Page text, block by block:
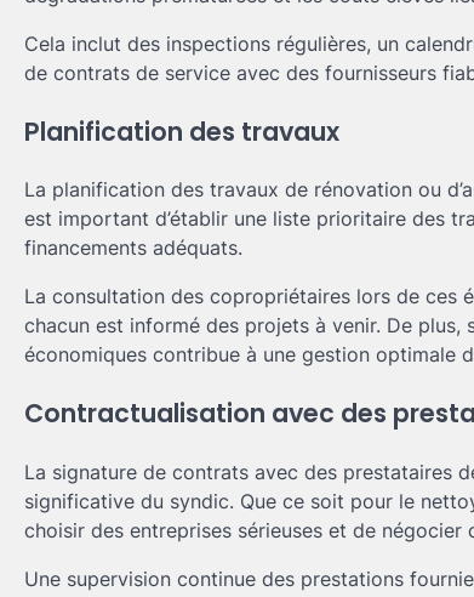
Cela inclut des inspections régulières, un
de contrats de service avec des fournisseurs
Planification des travaux
La planification des travaux de rénovation ou
est important d’établir une liste prioritaire des
financements adéquats.
La consultation des copropriétaires lors de ces
chacun est informé des projets à venir. De
économiques contribue à une gestion optimale
Contractualisation avec des
La signature de contrats avec des prestataires
significative du syndic. Que ce soit pour le
choisir des entreprises sérieuses et de
Une supervision continue des prestations